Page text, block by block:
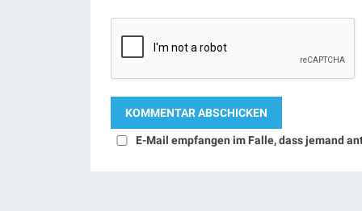
E-Mail empfangen im Falle, dass jemand